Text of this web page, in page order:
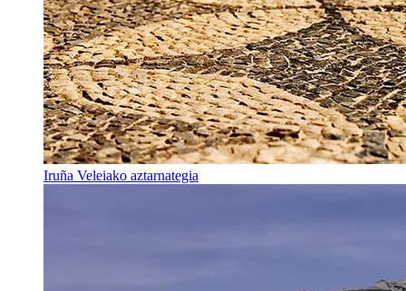
Iruña Veleiako aztarnategia